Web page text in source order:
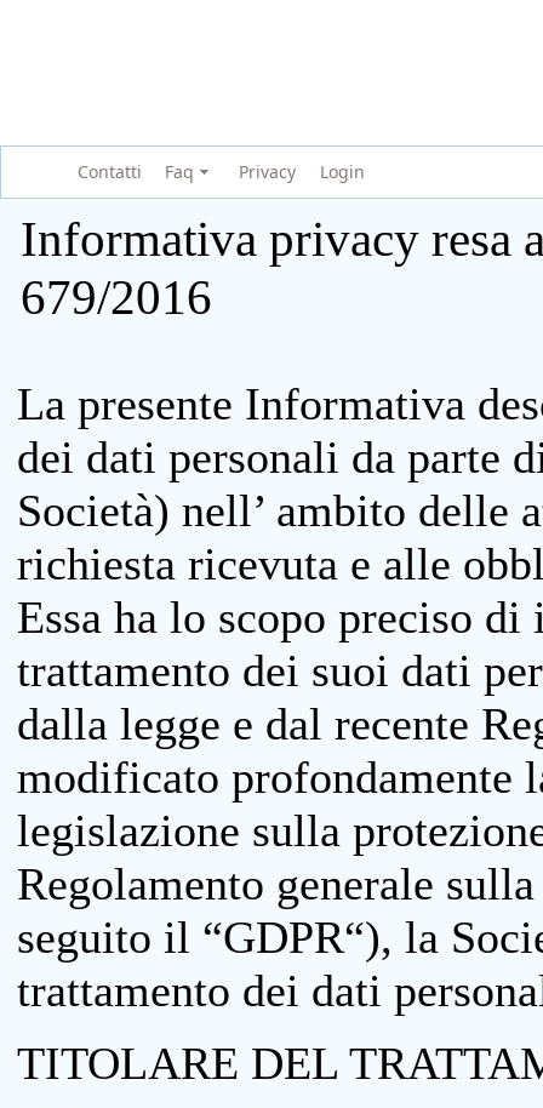
Contatti Faq Privacy Login
Informativa privacy resa
679/2016
La presente Informativa
dei dati personali da parte
Società) nell’ ambito delle
richiesta ricevuta e alle
Essa ha lo scopo preciso
trattamento dei suoi dati
dalla legge e dal recente
modificato profondamente
legislazione sulla
Regolamento generale
seguito il “GDPR“), la
trattamento dei dati
TITOLARE DEL